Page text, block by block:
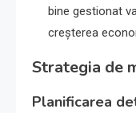
bine gestionat
creșterea
Strategia de
Planificarea